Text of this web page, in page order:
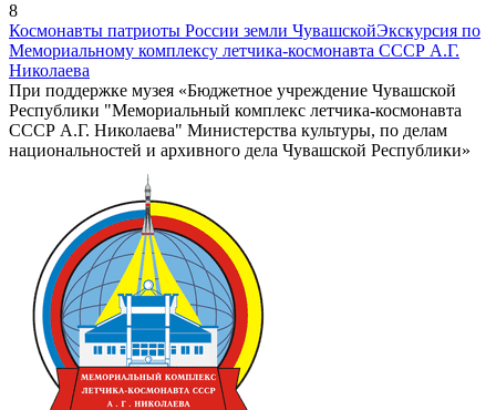
8
Космонавты патриоты России земли ЧувашскойЭкскурсия по
Мемориальному комплексу летчика-космонавта СССР А.Г.
Николаева
При поддержке музея «Бюджетное учреждение Чувашской
Республики "Мемориальный комплекс летчика-космонавта
СССР А.Г. Николаева" Министерства культуры, по делам
национальностей и архивного дела Чувашской Республики»